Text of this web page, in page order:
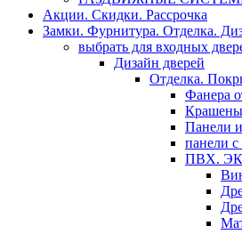
Акции. Скидки. Рассрочка
Замки. Фурнитура. Отделка.
выбрать для входных
Дизайн дверей
Отделка.
Фанера
Панели
панели
ПВХ.